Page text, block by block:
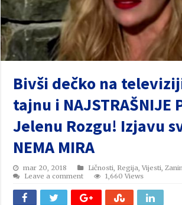
Bivši dečko na
tajnu i NAJSTRAŠNIJE
Jelenu Rozgu! Izjavu
NEMA MIRA
mar 20, 2018 Ličnosti Regija ,Vijesti
Leave a comment
1,660 Views